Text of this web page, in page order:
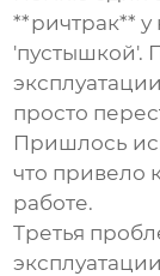
**ричтрак** у
'пустышкой'.
просто
Пришлось
что привело
работе.
Третья